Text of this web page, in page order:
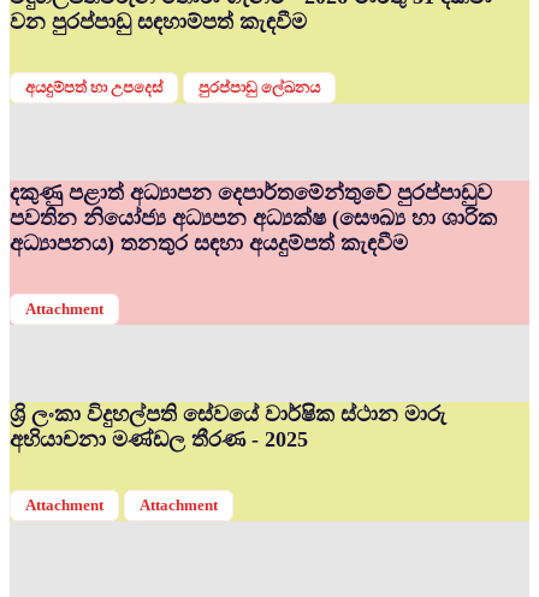
වන පුරප්පාඩු සඳහාම්පත් කැඳවීම
අයදුම්පත් හා උපදෙස් පුරප්පාඩු ලේඛනය
දකුණු පළාත් අධ්‍යාපන දෙපාර්තමේන්තුවේ පුරප්පාඩුව
පවතින නියෝජ්‍ය අධ්‍යපන අධ්‍යක්ෂ (සෞඛ්‍ය හා ශාරික
අධ්‍යාපනය) තනතුර සඳහා අයදුම්පත් කැඳවීම
Attachment
ශ්‍රි ලංකා විදුහල්පති සේවයේ වාර්ෂික ස්ථාන මාරු
අභියාචනා මණ්ඩල තීරණ - 2025
Attachment Attachment